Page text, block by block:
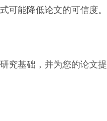
可能降低论文的可信度。
究基础，并为您的论文